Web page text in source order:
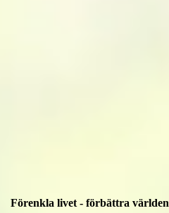
Förenkla livet - förbättra världen